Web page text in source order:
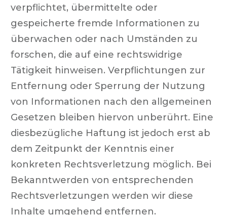
verpflichtet, übermittelte oder
gespeicherte fremde Informationen zu
überwachen oder nach Umständen zu
forschen, die auf eine rechtswidrige
Tätigkeit hinweisen. Verpflichtungen zur
Entfernung oder Sperrung der Nutzung
von Informationen nach den allgemeinen
Gesetzen bleiben hiervon unberührt. Eine
diesbezügliche Haftung ist jedoch erst ab
dem Zeitpunkt der Kenntnis einer
konkreten Rechtsverletzung möglich. Bei
Bekanntwerden von entsprechenden
Rechtsverletzungen werden wir diese
Inhalte umgehend entfernen.